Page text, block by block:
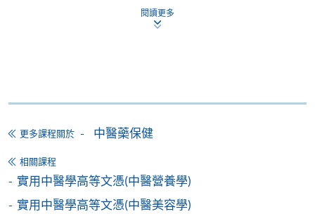
大部份公開招生的課程(以先到先得形式報名的課程)。
申請人可在網上使用「繳費靈」(PPS) (不適用於手
填寫網上報名表格
申請人可按該課程網頁的右上角的
閱讀更多
更多課程關於 中醫藥保健
相關課程
實用中醫學高等文憑(中醫營養學)
實用中醫學高等文憑(中醫美容學)